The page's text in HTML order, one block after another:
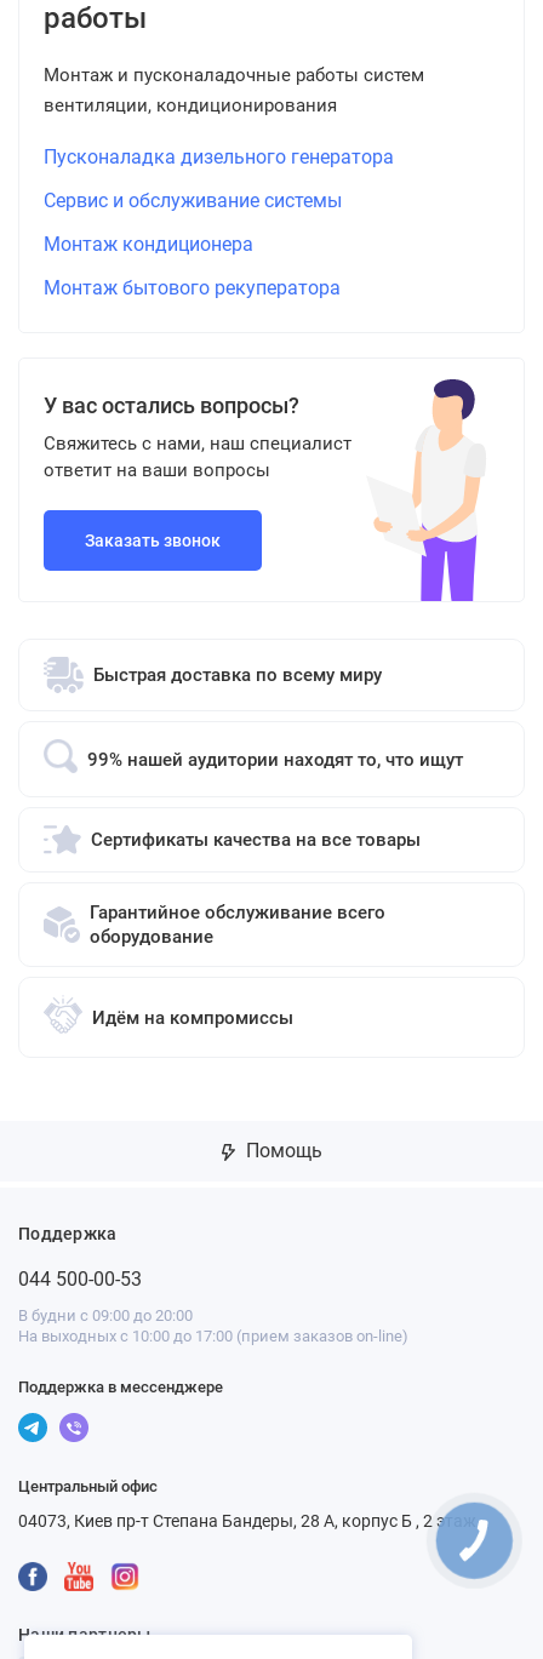
работы
Монтаж и пусконаладочные работы систем
вентиляции, кондиционирования
Пусконаладка дизельного генератора
Сервис и обслуживание системы
Монтаж кондиционера
Монтаж бытового рекуператора
У вас остались вопросы?
Свяжитесь с нами, наш специалист
ответит на ваши вопросы
Заказать звонок
Быстрая доставка по всему миру
99% нашей аудитории находят то, что ищут
Сертификаты качества на все товары
Гарантийное обслуживание всего
оборудование
Идём на компромиссы
Помощь
Поддержка
044 500-00-53
В будни с 09:00 до 20:00
На выходных с 10:00 до 17:00 (прием заказов on-line)
Поддержка в мессенджере
Центральный офис
04073, Киев пр-т Степана Бандеры, 28 А, корпус Б , 2 этаж
Наши партнеры